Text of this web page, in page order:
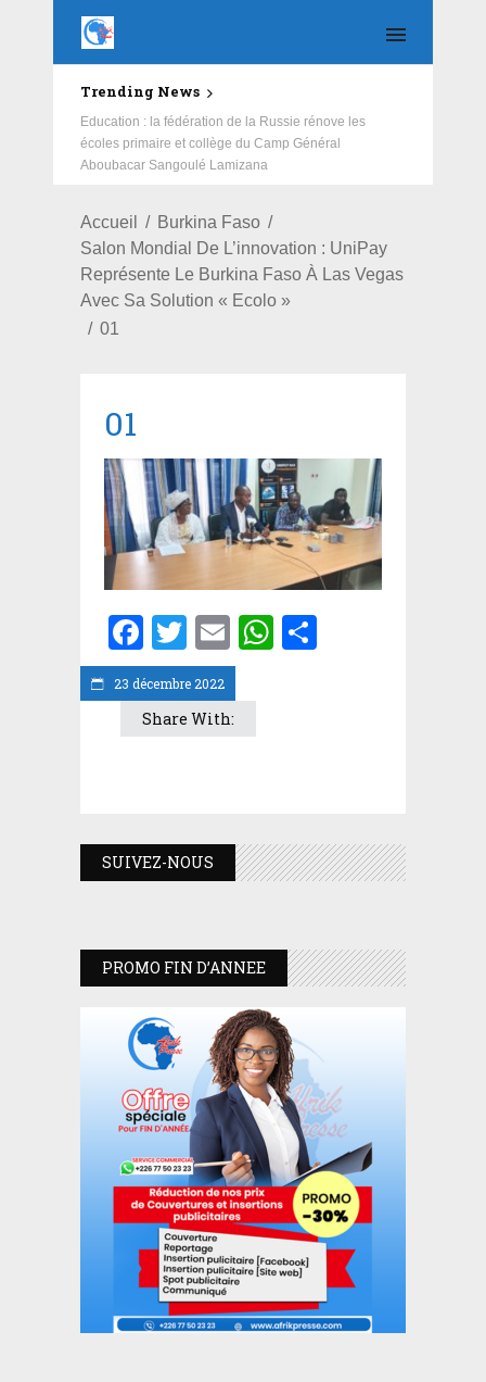
Trending News
Education : la fédération de la Russie rénove les
écoles primaire et collège du Camp Général
Aboubacar Sangoulé Lamizana
Accueil
Burkina Faso
Salon Mondial De L’innovation : UniPay
Représente Le Burkina Faso À Las Vegas
Avec Sa Solution « Ecolo »
01
23 décembre 2022
01
Facebook
Twitter
EmailWhatsApp
Share With:
SUIVEZ-NOUS
PROMO FIN D’ANNEE